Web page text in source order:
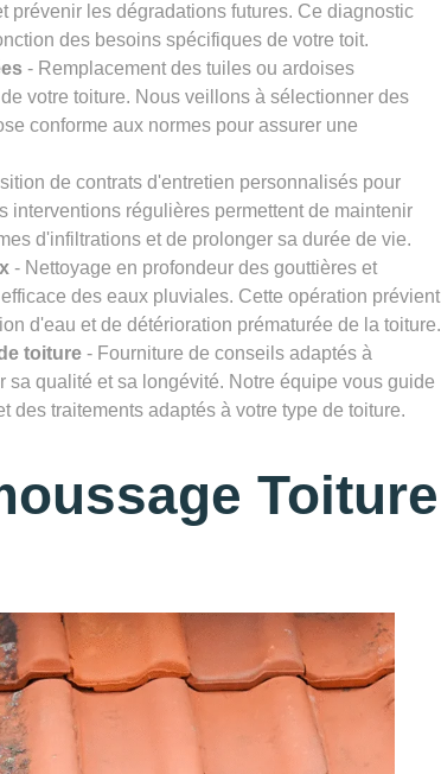
prévenir les dégradations futures. Ce diagnostic
des besoins spécifiques de votre toit.
- Remplacement des tuiles ou ardoises
votre toiture. Nous veillons à sélectionner des
conforme aux normes pour assurer une
de contrats d'entretien personnalisés pour
interventions régulières permettent de maintenir
d'infiltrations et de prolonger sa durée de vie.
- Nettoyage en profondeur des gouttières et
des eaux pluviales. Cette opération prévient
d'eau et de détérioration prématurée de la toiture.
toiture - Fourniture de conseils adaptés à
sa qualité et sa longévité. Notre équipe vous guide
des traitements adaptés à votre type de toiture.
Toiture